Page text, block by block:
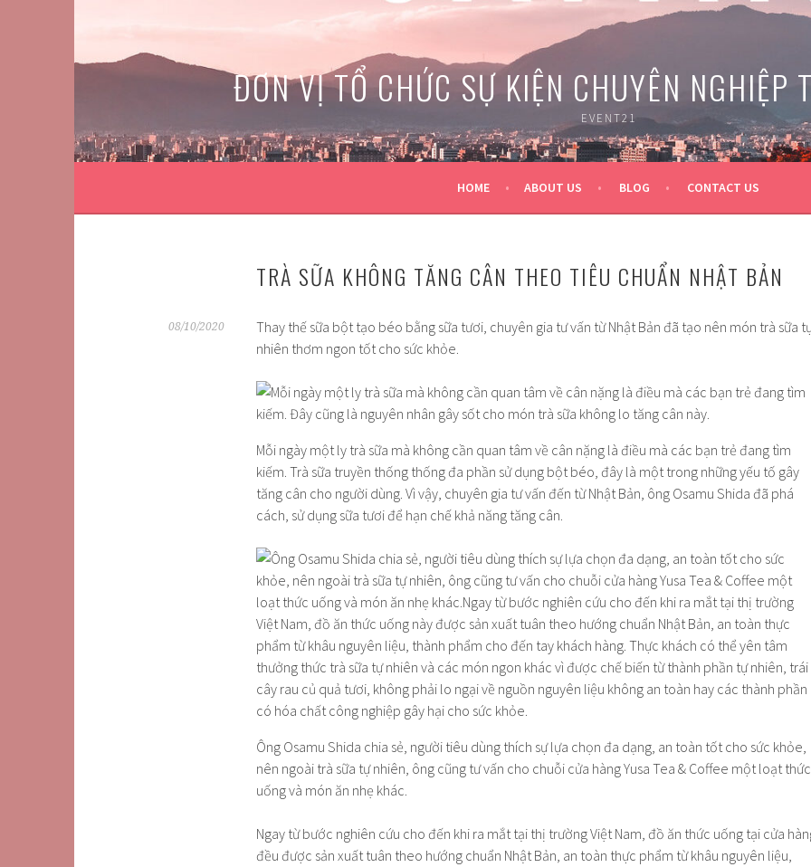
ĐƠN VỊ TỔ CHỨC SỰ KIỆN CHUYÊN NGHIỆP
EVENT21
HOME ABOUT US BLOG CONTACT US
TRÀ SỮA KHÔNG TĂNG CÂN THEO TIÊU CHUẨN NHẬT BẢN
08/10/2020
Thay thế sữa bột tạo béo bằng sữa tươi, chuyên gia tư vấn từ Nhật Bản đã tạo nên món trà sữa
nhiên thơm ngon tốt cho sức khỏe.
Mỗi ngày một ly trà sữa mà không cần quan tâm về cân nặng là điều mà các bạn trẻ đang tìm
kiếm. Trà sữa truyền thống thống đa phần sử dụng bột béo, đây là một trong những yếu tố gây
tăng cân cho người dùng. Vì vậy, chuyên gia tư vấn đến từ Nhật Bản, ông Osamu Shida đã phá
cách, sử dụng sữa tươi để hạn chế khả năng tăng cân.
Ông Osamu Shida chia sẻ, người tiêu dùng thích sự lựa chọn đa dạng, an toàn tốt cho sức khỏe,
nên ngoài trà sữa tự nhiên, ông cũng tư vấn cho chuỗi cửa hàng Yusa Tea & Coffee một loạt thức
uống và món ăn nhẹ khác.
Ngay từ bước nghiên cứu cho đến khi ra mắt tại thị trường Việt Nam, đồ ăn thức uống tại cửa
đều được sản xuất tuân theo hướng chuẩn Nhật Bản, an toàn thực phẩm từ khâu nguyên liệu,